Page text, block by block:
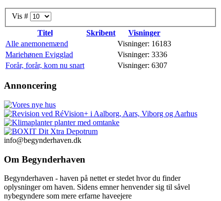
Vis #
Titel
Skribent
Visninger
Alle anemonemænd
Visninger: 16183
Mariehønen Evigglad
Visninger: 3336
Forår, forår, kom nu snart
Visninger: 6307
Annoncering
info@begynderhaven.dk
Om Begynderhaven
Begynderhaven - haven på nettet er stedet hvor du finder
oplysninger om haven. Sidens emner henvender sig til såvel
nybegyndere som mere erfarne haveejere